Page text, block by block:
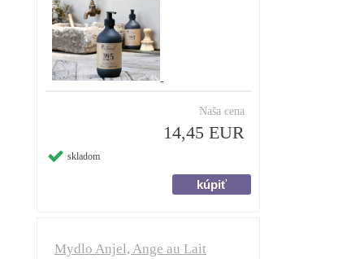
Naša cena
14,45 EUR
skladom
Mydlo Anjel, Ange au Lait